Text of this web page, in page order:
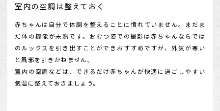
室内の空調は整えておく
赤ちゃんは自分で体調を整えることに慣れていません。まだま
だ体の機能が未熟です。おむつ姿での撮影は赤ちゃんならでは
のルックスを引き出すことができおすすめですが、外気が寒い
と風邪を引きかねません。
室内の空調などは、できるだけ赤ちゃんが快適に過ごしやすい
気温に整えておきましょう。